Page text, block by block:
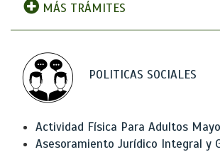
MÁS TRÁMITES
POLITICAS SOCIALES
Actividad Física Para Adultos
Asesoramiento Jurídico Integral y